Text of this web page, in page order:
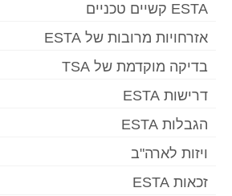
ESTA קשיים טכניים
אזרחויות מרובות של ESTA
בדיקה מוקדמת של TSA
דרישות ESTA
הגבלות ESTA
ויזות לארה"ב
זכאות ESTA